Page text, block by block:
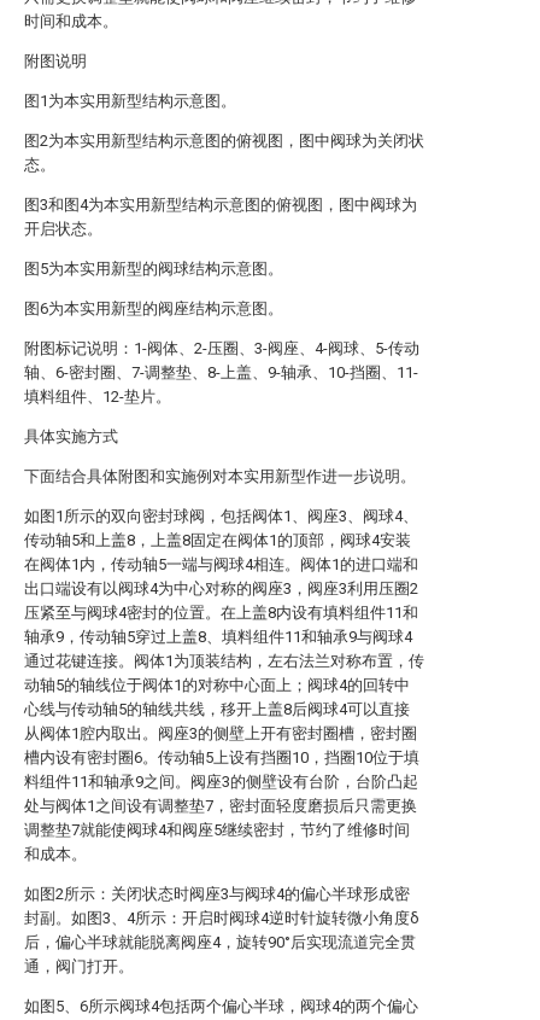
时间和成本。
附图说明
图1为本实用新型结构示意图。
图2为本实用新型结构示意图的俯视图，图中阀球为关闭状
态。
图3和图4为本实用新型结构示意图的俯视图，图中阀球为
开启状态。
图5为本实用新型的阀球结构示意图。
图6为本实用新型的阀座结构示意图。
附图标记说明：1-阀体、2-压圈、3-阀座、4-阀球、5-传动
轴、6-密封圈、7-调整垫、8-上盖、9-轴承、10-挡圈、11-
填料组件、12-垫片。
具体实施方式
下面结合具体附图和实施例对本实用新型作进一步说明。
如图1所示的双向密封球阀，包括阀体1、阀座3、阀球4、
传动轴5和上盖8，上盖8固定在阀体1的顶部，阀球4安装
在阀体1内，传动轴5一端与阀球4相连。阀体1的进口端和
出口端设有以阀球4为中心对称的阀座3，阀座3利用压圈2
压紧至与阀球4密封的位置。在上盖8内设有填料组件11和
轴承9，传动轴5穿过上盖8、填料组件11和轴承9与阀球4
通过花键连接。阀体1为顶装结构，左右法兰对称布置，传
动轴5的轴线位于阀体1的对称中心面上；阀球4的回转中
心线与传动轴5的轴线共线，移开上盖8后阀球4可以直接
从阀体1腔内取出。阀座3的侧壁上开有密封圈槽，密封圈
槽内设有密封圈6。传动轴5上设有挡圈10，挡圈10位于填
料组件11和轴承9之间。阀座3的侧壁设有台阶，台阶凸起
处与阀体1之间设有调整垫7，密封面轻度磨损后只需更换
调整垫7就能使阀球4和阀座5继续密封，节约了维修时间
和成本。
如图2所示：关闭状态时阀座3与阀球4的偏心半球形成密
封副。如图3、4所示：开启时阀球4逆时针旋转微小角度δ
后，偏心半球就能脱离阀座4，旋转90°后实现流道完全贯
通，阀门打开。
如图5、6所示阀球4包括两个偏心半球，阀球4的两个偏心